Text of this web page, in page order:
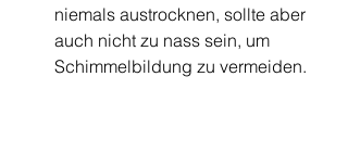
niemals austrocknen, sollte aber
auch nicht zu nass sein, um
Schimmelbildung zu vermeiden.